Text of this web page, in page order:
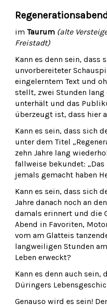
im Taurum (alte
Freistadt)
Kann es denn sein, dass
unvorbereiteter
eingelerntem Text und
stellt, zwei Stunden lang
unterhält und das
überzeugt ist, dass hier
Kann es sein, dass sich
unter dem Titel
zehn Jahre lang
fallweise bekundet:
jemals gemacht haben
Kann es sein, dass sich
Jahre danach noch an
damals erinnert und die
Abend in Favoriten,
vom am Glatteis
langweiligen Stunden
Leben erweckt?
Kann es denn auch sein,
Düringers
Genauso wird es sein!